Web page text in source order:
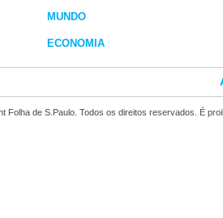
MUNDO
ECONOMIA
Folha de S.Paulo. Todos os direitos reservados. É